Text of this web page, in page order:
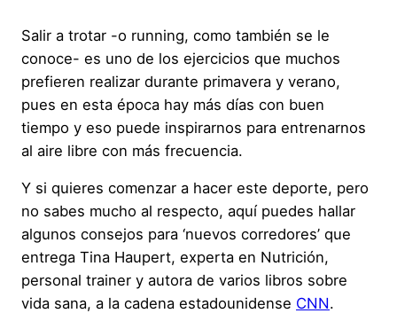
Salir a trotar -o running, como también se le
conoce- es uno de los ejercicios que muchos
prefieren realizar durante primavera y verano,
pues en esta época hay más días con buen
tiempo y eso puede inspirarnos para entrenarnos
al aire libre con más frecuencia.
Y si quieres comenzar a hacer este deporte, pero
no sabes mucho al respecto, aquí puedes hallar
algunos consejos para ‘nuevos corredores’ que
entrega Tina Haupert, experta en Nutrición,
personal trainer y autora de varios libros sobre
vida sana, a la cadena estadounidense CNN.